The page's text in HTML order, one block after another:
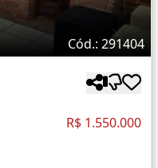
Cód.: 291404
R$ 1.550.000